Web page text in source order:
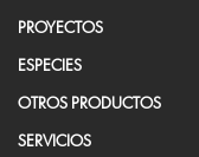
PROYECTOS
ESPECIES
OTROS PRODUCTOS
SERVICIOS